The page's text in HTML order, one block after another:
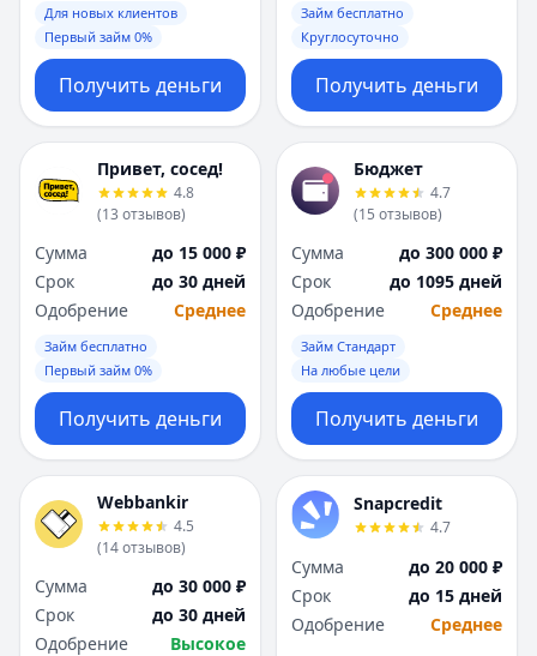
Для новых клиентов
Первый займ 0%
Получить деньги
Займ бесплатно
Круглосуточно
Получить деньги
Привет, сосед!
4.8
(13 отзывов)
Сумма
до 15 000 ₽
Срок
до 30 дней
Одобрение
Среднее
Займ бесплатно
Первый займ 0%
Получить деньги
Бюджет
4.7
(15 отзывов)
Сумма
до 300 000 ₽
Срок
до 1095 дней
Одобрение
Среднее
Займ Стандарт
На любые цели
Получить деньги
Webbankir
4.5
(14отзывов)
Сумма
до 30 000 ₽
Срок
до 30 дней
Одобрение
Высокое
Snapcredit
4.7
Сумма
до 20 000 ₽
Срок
до 15 дней
Одобрение
Среднее